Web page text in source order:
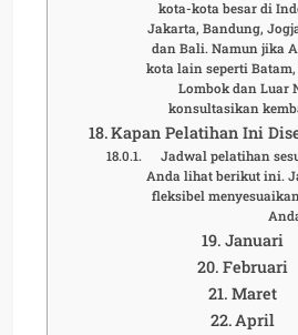
kota-kota besar di
Jakarta, Bandung,
dan Bali. Namun jika
kota lain seperti
Lombok dan Luar
konsultasikan
Kapan Pelatihan Ini
Jadwal pelatihan
Anda lihat berikut ini.
fleksibel
Januari
Februari
Maret
April